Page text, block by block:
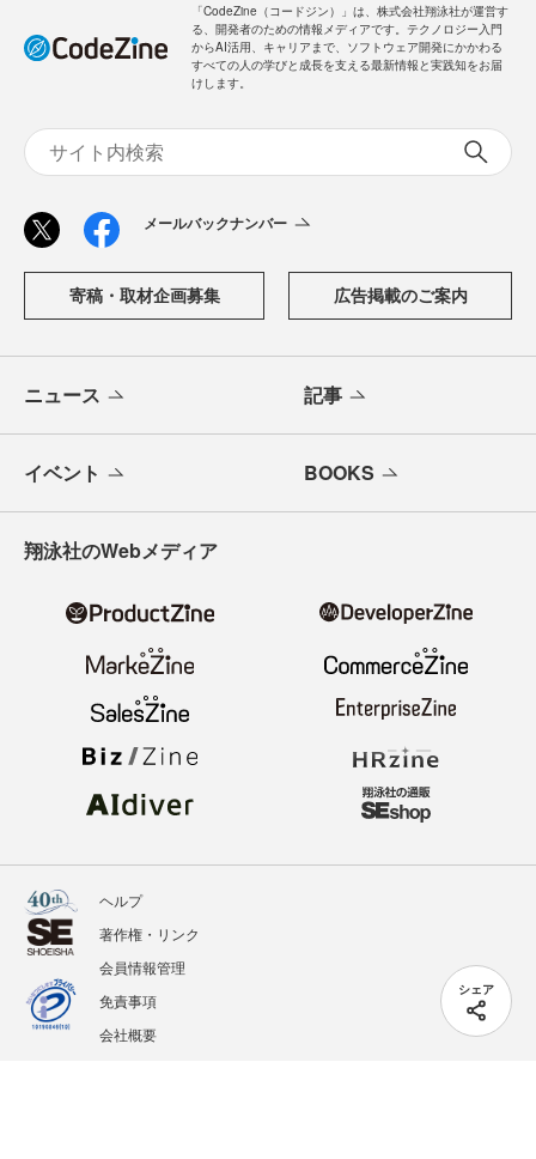
シェア
「CodeZine（コードジン）」は、株式会社翔泳社が運営す
る、開発者のための情報メディアです。テクノロジー入門
からAI活用、キャリアまで、ソフトウェア開発にかかわる
すべての人の学びと成長を支える最新情報と実践知をお届
けします。
メールバックナンバー
寄稿・取材企画募集 広告掲載のご案内
ニュース 記事
イベント BOOKS
翔泳社のWebメディア
ヘルプ
著作権・リンク
会員情報管理
免責事項
会社概要